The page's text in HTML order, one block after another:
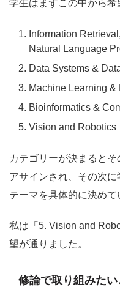
学生はまずこの中から希
Information
Natural Language
Data Systems &
Machine Learning
Bioinformatics &
Vision and Robotics
カテゴリーが決まると
アサインされ、その次
テーマを具体的に決めて
私は「5. Vision and
望が通りました。
修論で取り組みた